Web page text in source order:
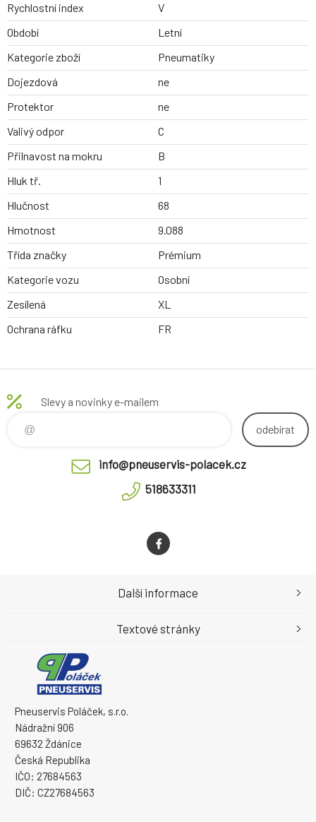
Rychlostní index
V
Období
Letní
Kategorie zboží
Pneumatiky
Dojezdová
ne
Protektor
ne
Valivý odpor
C
Přilnavost na mokru
B
Hluk tř.
1
Hlučnost
68
Hmotnost
9.088
Třída značky
Prémium
Kategorie vozu
Osobní
Zesílená
XL
Ochrana ráfku
FR
Slevy a novinky e-mailem
odebírat
info@pneuservis-polacek.cz
518633311
Pneuservis Poláček, s.r.o.
Nádražní 906
69632 Ždánice
Česká Republika
IČO: 27684563
DIČ: CZ27684563
Další informace
Textové stránky